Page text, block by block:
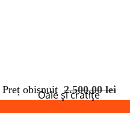
Oale și cratițe
Preț obișnuit 2.500,00 lei